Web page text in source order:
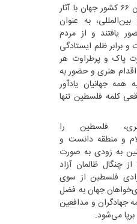
وی بیان کرد: هنرمندان ۶۶ کشور جهان با آثار
به عنوان
یافتند و از مردم
برابر ظلم ایستادگی
پاک و پرطراوت هر
هنری و حضور به
همه جهانیان یادآور
کلمه فلسطین تنها
فلسطین را
و منطقه دانست و
به زودی به صورت
چنگال ظالمان آزاد
فلسطین از سوی
جهان به فضل
جهادگران و مدافعین
می‌شود.